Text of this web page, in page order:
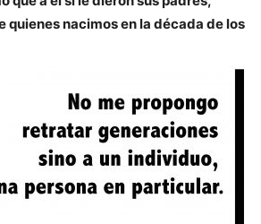
quienes nacimos en la década de los